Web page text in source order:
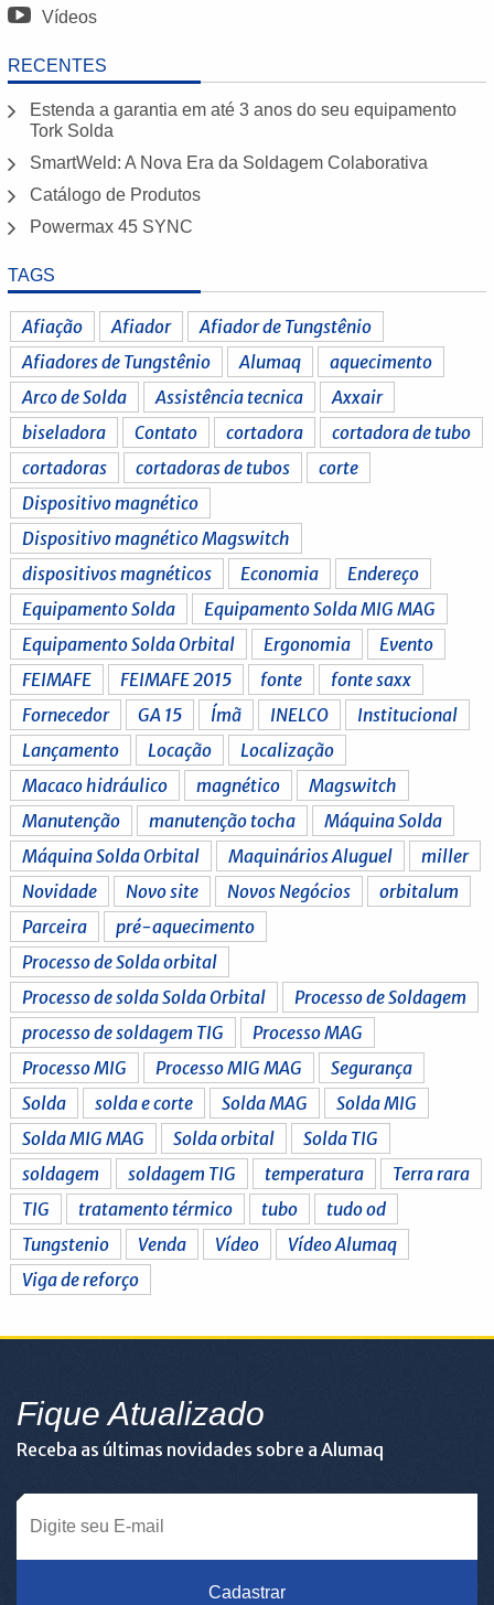
Vídeos
RECENTES
Estenda a garantia em até 3 anos do seu equipamento
Tork Solda
SmartWeld: A Nova Era da Soldagem Colaborativa
Catálogo de Produtos
Powermax 45 SYNC
TAGS
Afiação Afiador
Afiador de Tungstênio
Afiadores de Tungstênio
Alumaq
aquecimento
Arco de Solda
Assistência tecnica
Axxair
biseladora
Contato cortadora
cortadora de tubo
cortadoras
cortadoras de tubos
corte
Dispositivo magnético
Dispositivo magnético Magswitch
dispositivos magnéticos
Economia
Endereço
Equipamento Solda
Equipamento Solda MIG MAG
Equipamento Solda Orbital
Ergonomia
Evento
FEIMAFE
FEIMAFE 2015 fonte
fonte saxx
Fornecedor
GA 15 Ímã INELCO
Institucional
Lançamento
Locação
Localização
Macaco hidráulico
magnético
Magswitch
Manutenção
manutenção tocha
Máquina Solda
Máquina Solda Orbital
Maquinários Aluguel
miller
Novidade
Novo site Novos Negócios
orbitalum
Parceira
pré-aquecimento
Processo de Solda orbital
Processo de solda Solda Orbital
Processo de Soldagem
processo de soldagem TIG
Processo MAG
Processo MIG
Processo MIG MAG
Segurança
Solda
solda e corte Solda MAG
Solda MIG
Solda MIG MAG
Solda orbital
Solda TIG
soldagem
soldagem TIG temperatura
Terra rara
TIG
tratamento térmico tubo
tudo od
Tungstenio
Venda Vídeo
Vídeo Alumaq
Viga de reforço
Fique Atualizado
Receba as últimas novidades sobre a Alumaq
Cadastrar